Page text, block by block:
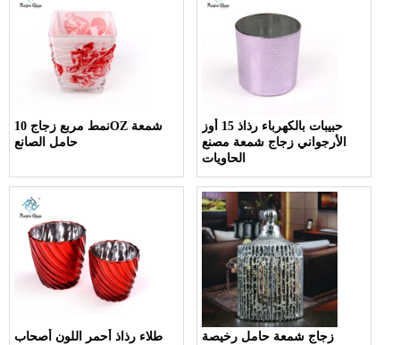
نمط مربع زجاج 10OZ شمعة
حامل الصانع
حبيبات بالكهرباء رذاذ 15 أوز
الأرجواني زجاج شمعة مصنع
الحاويات
طلاء رذاذ أحمر اللون أصحاب
زجاج شمعة حامل رخيصة